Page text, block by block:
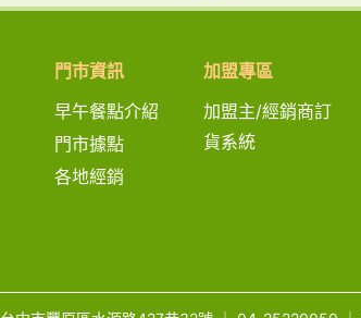
門市資訊
早午餐點介紹
門市據點
各地經銷
加盟專區
加盟主/經銷商訂
貨系統